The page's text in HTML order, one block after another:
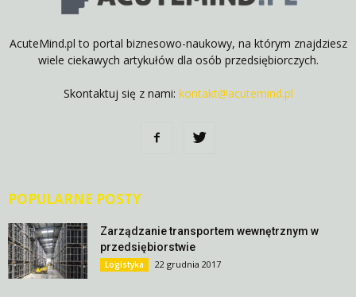
AcuteMind.pl to portal biznesowo-naukowy, na którym znajdziesz
wiele ciekawych artykułów dla osób przedsiębiorczych.
Skontaktuj się z nami: kontakt@acutemind.pl
POPULARNE POSTY
Zarządzanie transportem wewnętrznym w
przedsiębiorstwie
Logistyka 22 grudnia 2017